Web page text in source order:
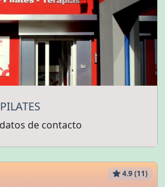
de contacto
4.9 (11)